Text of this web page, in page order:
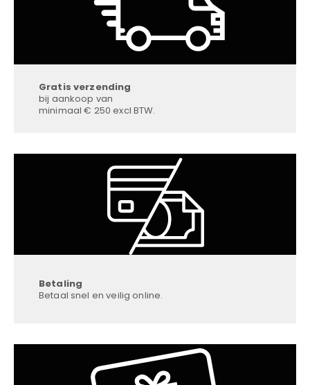
Gratis verzending
bij aankoop van
minimaal € 250 excl BTW.
Betaling
Betaal snel en veilig online.